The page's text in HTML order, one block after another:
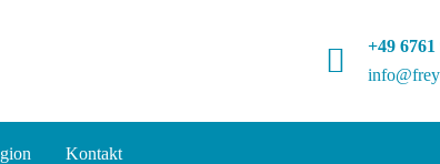
+49 6761
Kontakt